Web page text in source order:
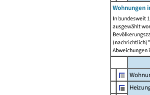
Wohnungen
In bundesweit
ausgewählt
Abweichungen